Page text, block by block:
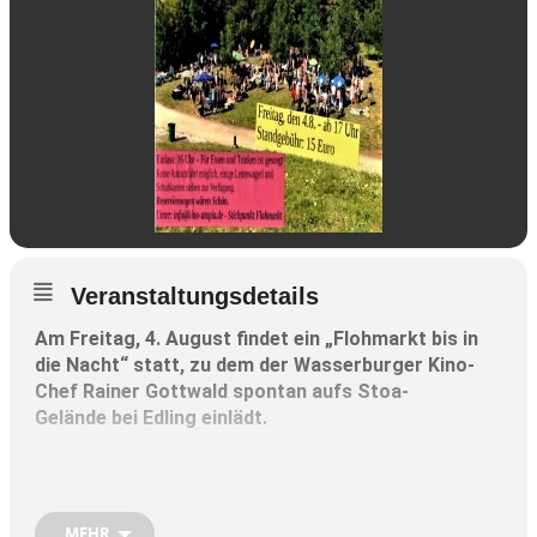
Veranstaltungsdetails
Am Freitag, 4. August findet ein „Flohmarkt bis in
die Nacht“ statt, zu dem der Wasserburger Kino-
Chef Rainer Gottwald spontan aufs Stoa-
Gelände bei Edling einlädt.